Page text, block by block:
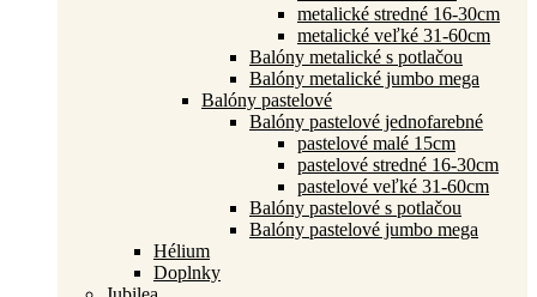
metalické stredné 16-30cm
metalické veľké 31-60cm
Balóny metalické s potlačou
Balóny metalické jumbo mega
Balóny pastelové
Balóny pastelové jednofarebné
pastelové malé 15cm
pastelové stredné 16-30cm
pastelové veľké 31-60cm
Balóny pastelové s potlačou
Balóny pastelové jumbo mega
Hélium
Doplnky